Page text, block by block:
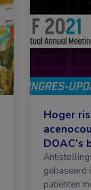
Hoger
DOAC’s
AF
gebaseerd
patiënten